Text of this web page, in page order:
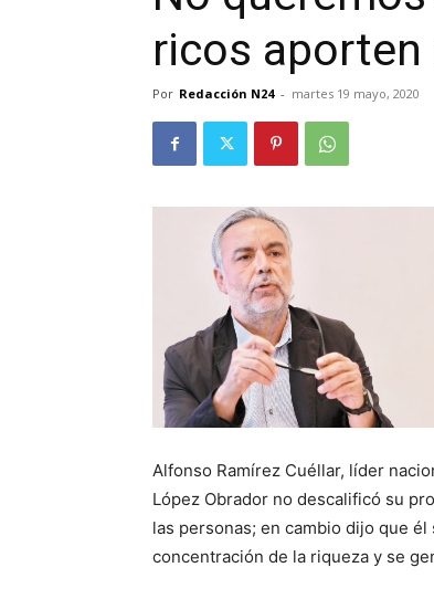
ricos
Por Redacción N24 - martes 19 mayo, 2020
Alfonso Ramírez Cuéllar, líder
López Obrador no descalificó su
las personas; en cambio dijo que
concentración de la riqueza y se